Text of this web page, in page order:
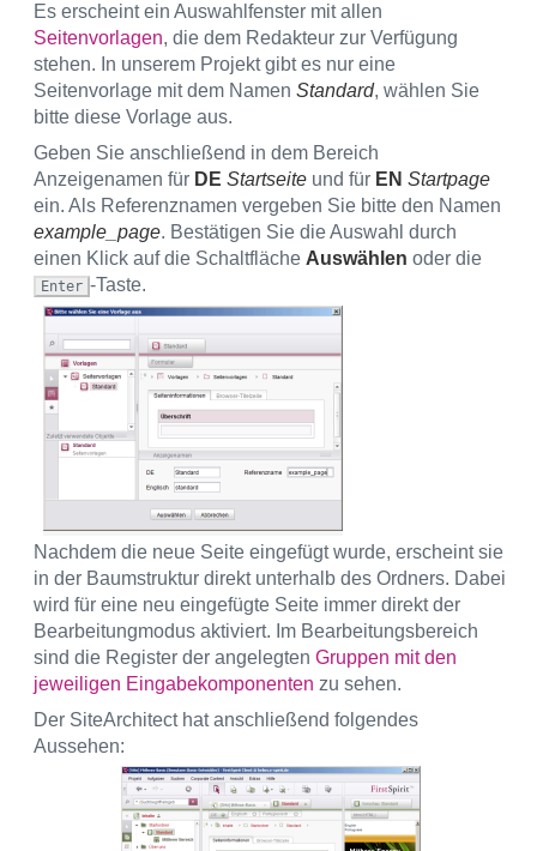
Es erscheint ein Auswahlfenster mit allen
Seitenvorlagen, die dem Redakteur zur Verfügung
stehen. In unserem Projekt gibt es nur eine
Seitenvorlage mit dem Namen Standard, wählen Sie
bitte diese Vorlage aus.
Geben Sie anschließend in dem Bereich
Anzeigenamen für DE Startseite und für EN Startpage
ein. Als Referenznamen vergeben Sie bitte den Namen
example_page. Bestätigen Sie die Auswahl durch
einen Klick auf die Schaltfläche Auswählen oder die
Enter -Taste.
Nachdem die neue Seite eingefügt wurde, erscheint sie
in der Baumstruktur direkt unterhalb des Ordners. Dabei
wird für eine neu eingefügte Seite immer direkt der
Bearbeitungmodus aktiviert. Im Bearbeitungsbereich
sind die Register der angelegten Gruppen mit den
jeweiligen Eingabekomponenten zu sehen.
Der SiteArchitect hat anschließend folgendes
Aussehen: